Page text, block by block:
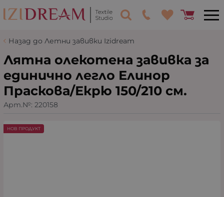
Назад до Летни завивки Izidream
Лятна олекотена завивка за
единично легло Елинор
Праскова/Екрю 150/210 см.
Арт.№: 220158
НОВ ПРОДУКТ